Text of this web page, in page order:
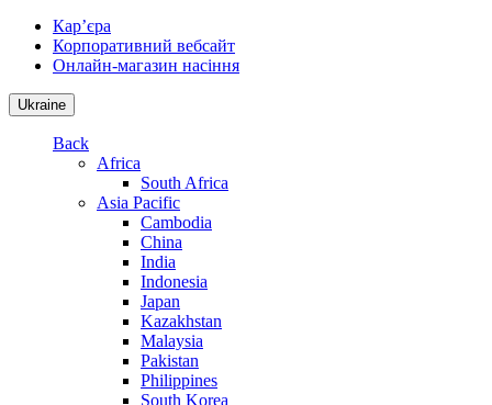
Кар’єра
Корпоративний вебсайт
Онлайн-магазин насіння
Ukraine
Back
Africa
South Africa
Asia Pacific
Cambodia
China
India
Indonesia
Japan
Kazakhstan
Malaysia
Pakistan
Philippines
South Korea